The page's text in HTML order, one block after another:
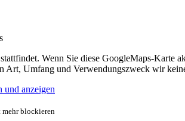
Wenn Sie diese GoogleMaps-Karte
Art, Umfang und Verwendungszweck wir
und anzeigen
blockieren